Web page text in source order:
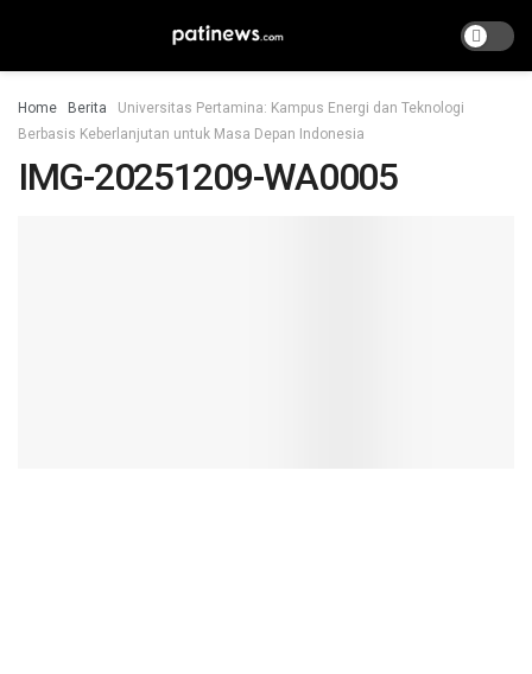
Home Berita
Universitas Pertamina: Kampus Energi dan Teknologi
Berbasis Keberlanjutan untuk Masa Depan Indonesia
IMG-20251209-WA0005